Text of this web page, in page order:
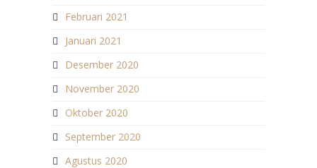
Februari 2021
Januari 2021
Desember 2020
November 2020
Oktober 2020
September 2020
Agustus 2020